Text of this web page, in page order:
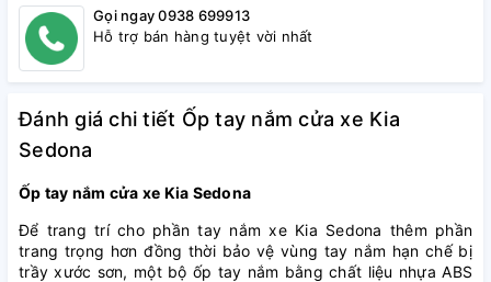
Gọi ngay 0938 699913
Hỗ trợ bán hàng tuyệt vời nhất
Đánh giá chi tiết Ốp tay nắm cửa xe Kia
Sedona
Ốp tay nắm cửa xe Kia Sedona
Để trang trí cho phần tay nắm xe Kia Sedona thêm phần
trang trọng hơn đồng thời bảo vệ vùng tay nắm hạn chế bị
trầy xước sơn, một bộ ốp tay nắm bằng chất liệu nhựa ABS